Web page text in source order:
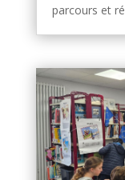
parcours et